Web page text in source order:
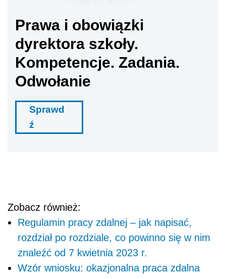
Prawa i obowiązki
dyrektora szkoły.
Kompetencje. Zadania.
Odwołanie
Sprawd
ź
Zobacz również:
Regulamin pracy zdalnej – jak napisać,
rozdział po rozdziale, co powinno się w nim
znaleźć od 7 kwietnia 2023 r.
Wzór wniosku: okazjonalna praca zdalna